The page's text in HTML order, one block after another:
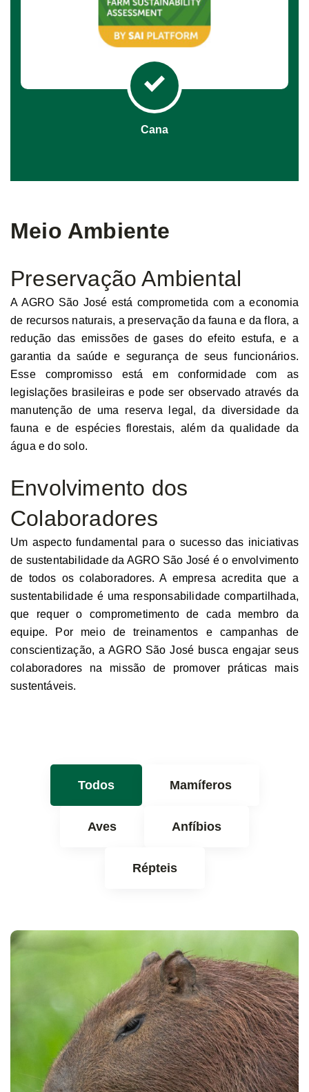
Cana
Meio Ambiente
Preservação Ambiental
A AGRO São José está comprometida com a economia
de recursos naturais, a preservação da fauna e da flora, a
redução das emissões de gases do efeito estufa, e a
garantia da saúde e segurança de seus funcionários.
Esse compromisso está em conformidade com as
legislações brasileiras e pode ser observado através da
manutenção de uma reserva legal, da diversidade da
fauna e de espécies florestais, além da qualidade da
água e do solo.
Envolvimento dos
Colaboradores
Um aspecto fundamental para o sucesso das iniciativas
de sustentabilidade da AGRO São José é o envolvimento
de todos os colaboradores. A empresa acredita que a
sustentabilidade é uma responsabilidade compartilhada,
que requer o comprometimento de cada membro da
equipe. Por meio de treinamentos e campanhas de
conscientização, a AGRO São José busca engajar seus
colaboradores na missão de promover práticas mais
sustentáveis.
Todos Mamíferos
Aves Anfíbios
Répteis